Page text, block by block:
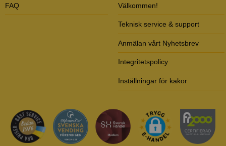
FAQ Välkommen!
Teknisk service & support
Anmälan vårt Nyhetsbrev
Integritetspolicy
Inställningar för kakor